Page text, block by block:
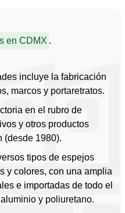
en CDMX .
incluye la fabricación
marcos y portaretratos.
en el rubro de
y otros productos
(desde 1980).
tipos de espejos
y colores, con una amplia
e importadas de todo el
y poliuretano.